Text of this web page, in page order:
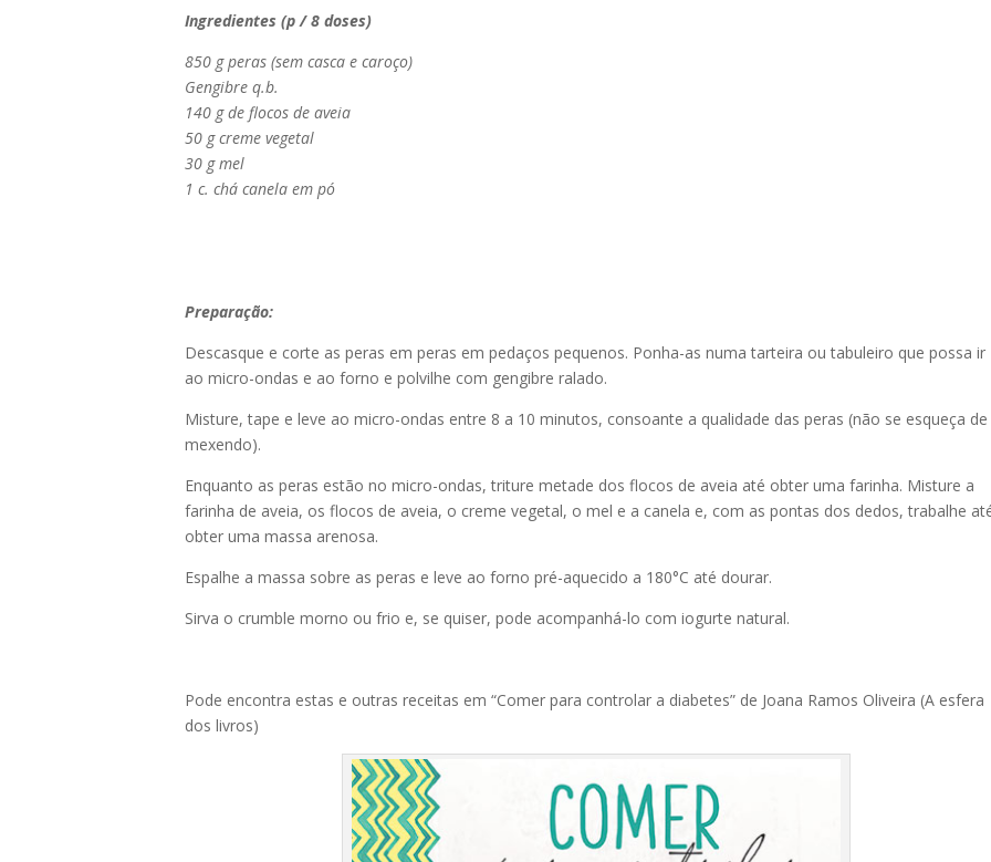
Ingredientes (p / 8 doses)
850 g peras (sem casca e caroço)
Gengibre q.b.
140 g de flocos de aveia
50 g creme vegetal
30 g mel
1 c. chá canela em pó
Preparação:
Descasque e corte as peras em peras em pedaços pequenos. Ponha-as numa tarteira ou tabuleiro que possa ir
ao micro-ondas e ao forno e polvilhe com gengibre ralado.
Misture, tape e leve ao micro-ondas entre 8 a 10 minutos, consoante a qualidade das peras (não se esqueça
mexendo).
Enquanto as peras estão no micro-ondas, triture metade dos flocos de aveia até obter uma farinha. Misture a
farinha de aveia, os flocos de aveia, o creme vegetal, o mel e a canela e, com as pontas dos dedos, trabalhe
obter uma massa arenosa.
Espalhe a massa sobre as peras e leve ao forno pré-aquecido a 180°C até dourar.
Sirva o crumble morno ou frio e, se quiser, pode acompanhá-lo com iogurte natural.
Pode encontra estas e outras receitas em “Comer para controlar a diabetes” de Joana Ramos Oliveira (A esfera
dos livros)